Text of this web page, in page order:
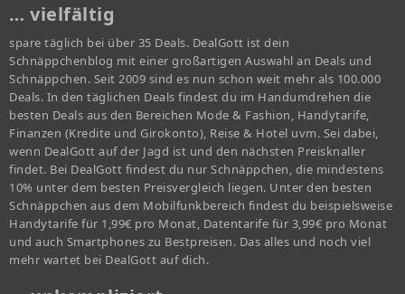
… vielfältig
spare täglich bei über 35 Deals. DealGott ist dein
Schnäppchenblog mit einer großartigen Auswahl an Deals und
Schnäppchen. Seit 2009 sind es nun schon weit mehr als 100.000
Deals. In den täglichen Deals findest du im Handumdrehen die
besten Deals aus den Bereichen Mode & Fashion, Handytarife,
Finanzen (Kredite und Girokonto), Reise & Hotel uvm. Sei dabei,
wenn DealGott auf der Jagd ist und den nächsten Preisknaller
findet. Bei DealGott findest du nur Schnäppchen, die mindestens
10% unter dem besten Preisvergleich liegen. Unter den besten
Schnäppchen aus dem Mobilfunkbereich findest du beispielsweise
Handytarife für 1,99€ pro Monat, Datentarife für 3,99€ pro Monat
und auch Smartphones zu Bestpreisen. Das alles und noch viel
mehr wartet bei DealGott auf dich.